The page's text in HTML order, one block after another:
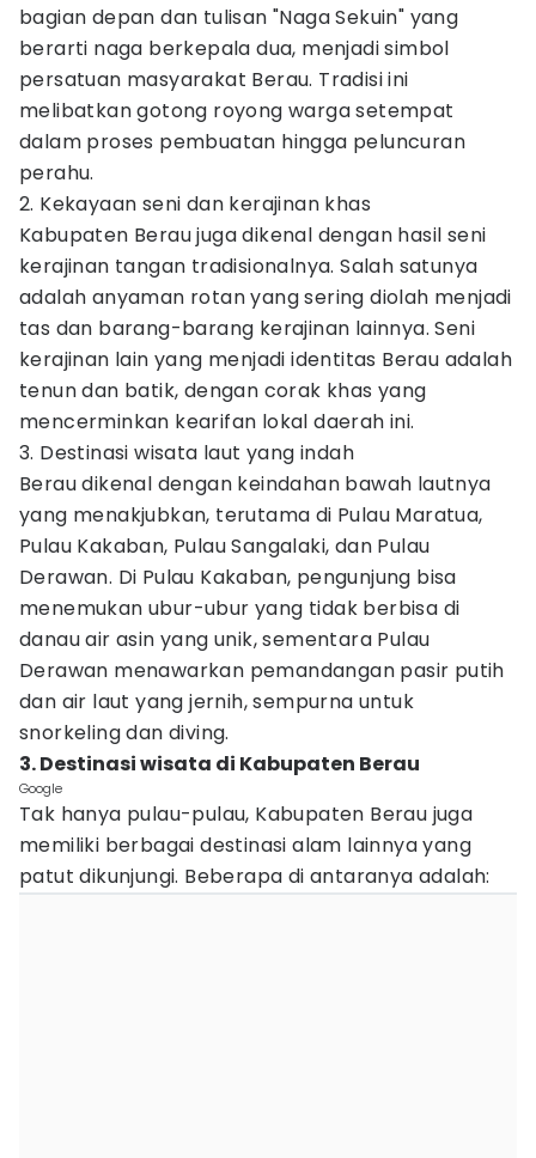
bagian depan dan tulisan "Naga Sekuin" yang
berarti naga berkepala dua, menjadi simbol
persatuan masyarakat Berau. Tradisi ini
melibatkan gotong royong warga setempat
dalam proses pembuatan hingga peluncuran
perahu.
2. Kekayaan seni dan kerajinan khas
Kabupaten Berau juga dikenal dengan hasil seni
kerajinan tangan tradisionalnya. Salah satunya
adalah anyaman rotan yang sering diolah menjadi
tas dan barang-barang kerajinan lainnya. Seni
kerajinan lain yang menjadi identitas Berau adalah
tenun dan batik, dengan corak khas yang
mencerminkan kearifan lokal daerah ini.
3. Destinasi wisata laut yang indah
Berau dikenal dengan keindahan bawah lautnya
yang menakjubkan, terutama di Pulau Maratua,
Pulau Kakaban, Pulau Sangalaki, dan Pulau
Derawan. Di Pulau Kakaban, pengunjung bisa
menemukan ubur-ubur yang tidak berbisa di
danau air asin yang unik, sementara Pulau
Derawan menawarkan pemandangan pasir putih
dan air laut yang jernih, sempurna untuk
snorkeling dan diving.
3. Destinasi wisata di Kabupaten Berau
Google
Tak hanya pulau-pulau, Kabupaten Berau juga
memiliki berbagai destinasi alam lainnya yang
patut dikunjungi. Beberapa di antaranya adalah: